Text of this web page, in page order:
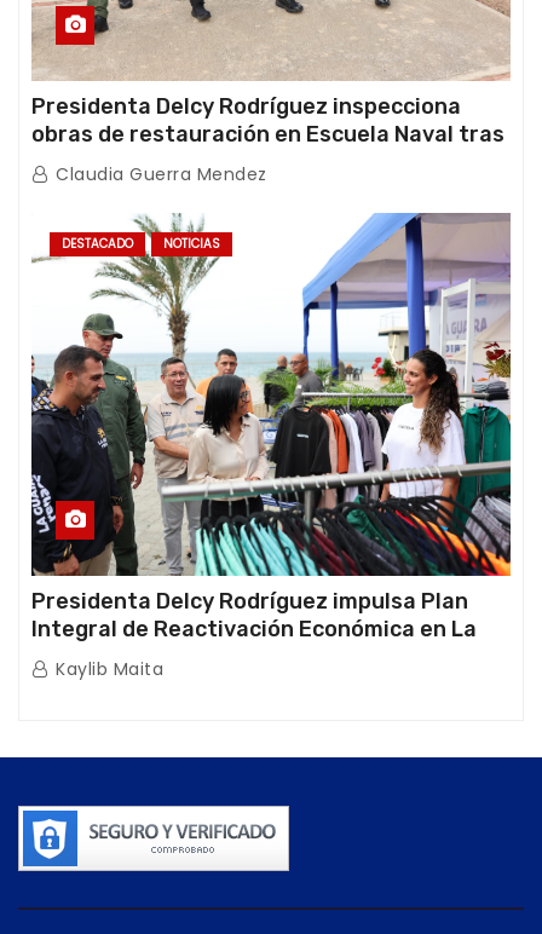
Presidenta Delcy Rodríguez inspecciona
obras de restauración en Escuela Naval tras
afectaciones sísmicas en La Guaira
Claudia Guerra Mendez
DESTACADO NOTICIAS
Presidenta Delcy Rodríguez impulsa Plan
Integral de Reactivación Económica en La
Guaira
Kaylib Maita